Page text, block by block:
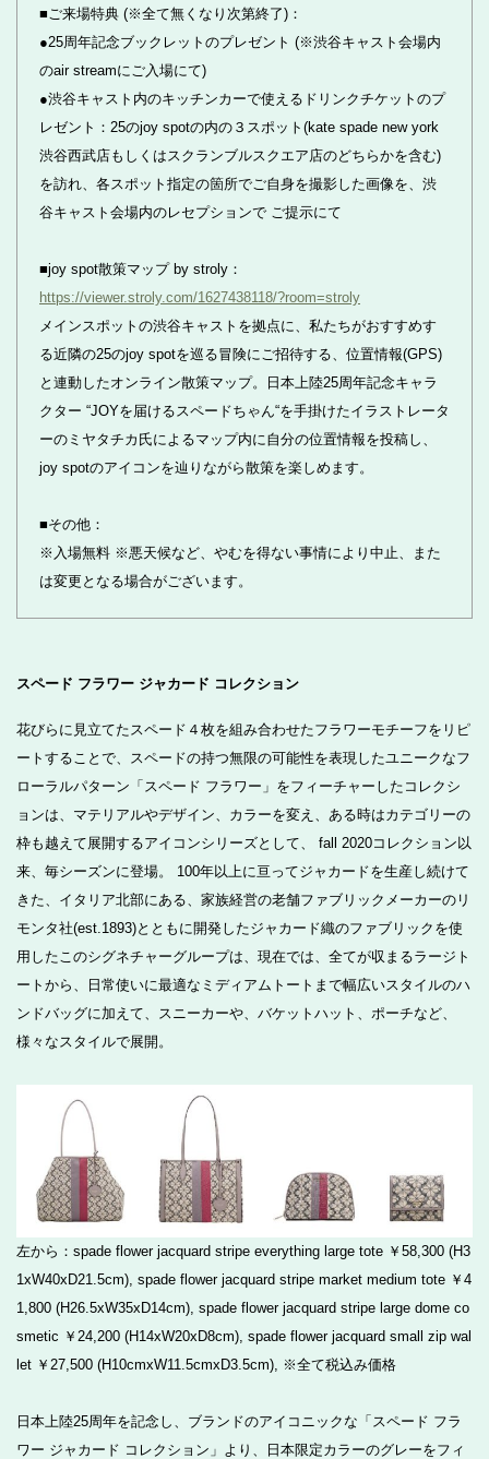
■ご来場特典 (※全て無くなり次第終了)：
●25周年記念ブックレットのプレゼント (※渋谷キャスト会場内
のair streamにご入場にて)
●渋谷キャスト内のキッチンカーで使えるドリンクチケットのプ
レゼント：25のjoy spotの内の３スポット(kate spade new york
渋谷西武店もしくはスクランブルスクエア店のどちらかを含む)
を訪れ、各スポット指定の箇所でご自身を撮影した画像を、渋
谷キャスト会場内のレセプションで ご提示にて
■joy spot散策マップ by stroly：
https://viewer.stroly.com/1627438118/?room=stroly
メインスポットの渋谷キャストを拠点に、私たちがおすすめす
る近隣の25のjoy spotを巡る冒険にご招待する、位置情報(GPS)
と連動したオンライン散策マップ。日本上陸25周年記念キャラ
クター “JOYを届けるスペードちゃん“を手掛けたイラストレータ
ーのミヤタチカ氏によるマップ内に自分の位置情報を投稿し、
joy spotのアイコンを辿りながら散策を楽しめます。
■その他：
※入場無料 ※悪天候など、やむを得ない事情により中止、また
は変更となる場合がございます。
スペード フラワー ジャカード コレクション
花びらに見立てたスペード４枚を組み合わせたフラワーモチーフをリピ
ートすることで、スペードの持つ無限の可能性を表現したユニークなフ
ローラルパターン「スペード フラワー」をフィーチャーしたコレクシ
ョンは、マテリアルやデザイン、カラーを変え、ある時はカテゴリーの
枠も越えて展開するアイコンシリーズとして、 fall 2020コレクション以
来、毎シーズンに登場。 100年以上に亘ってジャカードを生産し続けて
きた、イタリア北部にある、家族経営の老舗ファブリックメーカーのリ
モンタ社(est.1893)とともに開発したジャカード織のファブリックを使
用したこのシグネチャーグループは、現在では、全てが収まるラージト
ートから、日常使いに最適なミディアムトートまで幅広いスタイルのハ
ンドバッグに加えて、スニーカーや、バケットハット、ポーチなど、
様々なスタイルで展開。
左から：spade flower jacquard stripe everything large tote ￥58,300 (H3
1xW40xD21.5cm), spade flower jacquard stripe market medium tote ￥4
1,800 (H26.5xW35xD14cm), spade flower jacquard stripe large dome co
smetic ￥24,200 (H14xW20xD8cm), spade flower jacquard small zip wal
let ￥27,500 (H10cmxW11.5cmxD3.5cm), ※全て税込み価格
日本上陸25周年を記念し、ブランドのアイコニックな「スペード フラ
ワー ジャカード コレクション」より、日本限定カラーのグレーをフィ